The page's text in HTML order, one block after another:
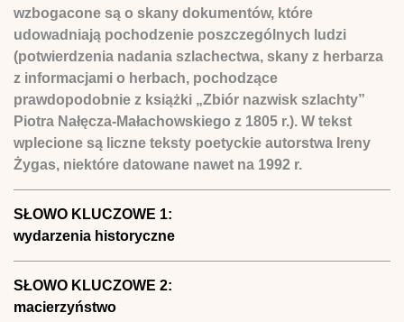
wzbogacone są o skany dokumentów, które
udowadniają pochodzenie poszczególnych ludzi
(potwierdzenia nadania szlachectwa, skany z herbarza
z informacjami o herbach, pochodzące
prawdopodobnie z książki „Zbiór nazwisk szlachty”
Piotra Nałęcza-Małachowskiego z 1805 r.). W tekst
wplecione są liczne teksty poetyckie autorstwa Ireny
Żygas, niektóre datowane nawet na 1992 r.
SŁOWO KLUCZOWE 1:
wydarzenia historyczne
SŁOWO KLUCZOWE 2:
macierzyństwo